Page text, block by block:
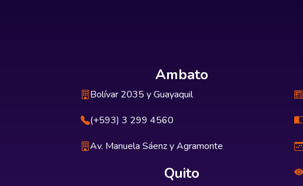
Ambato
Bolívar 2035 y Guayaquil
(+593) 3 299 4560
Av. Manuela Sáenz y Agramonte
Quito